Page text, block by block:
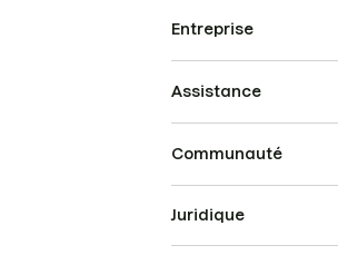
Entreprise
Assistance
Communauté
Juridique